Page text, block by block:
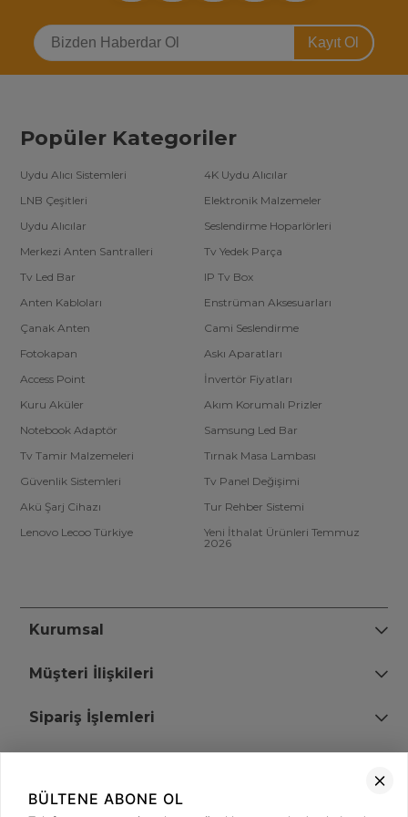
değişim göstermektedir.
Tv led bar kategorisinde ülkemizde en fazla (3000’den fazla) ürün
Kayıt Ol
Popüler Kategoriler
Uydu Alıcı Sistemleri
4K Uydu Alıcılar
LNB Çeşitleri
Elektronik Malzemeler
Uydu Alıcılar
Seslendirme Hoparlörleri
Merkezi Anten Santralleri
Tv Yedek Parça
Tv Led Bar
IP Tv Box
Anten Kabloları
Enstrüman Aksesuarları
Çanak Anten
Cami Seslendirme
Fotokapan
Askı Aparatları
Access Point
İnvertör Fiyatları
Kuru Aküler
Akım Korumalı Prizler
Notebook Adaptör
Samsung Led Bar
Tv Tamir Malzemeleri
Tırnak Masa Lambası
Güvenlik Sistemleri
Tv Panel Değişimi
Akü Şarj Cihazı
Tur Rehber Sistemi
Lenovo Lecoo Türkiye
Yeni İthalat Ürünleri Temmuz
2026
Kurumsal
Müşteri İlişkileri
Sipariş İşlemleri
+90 (850) 473 08 08
BÜLTENE ABONE OL